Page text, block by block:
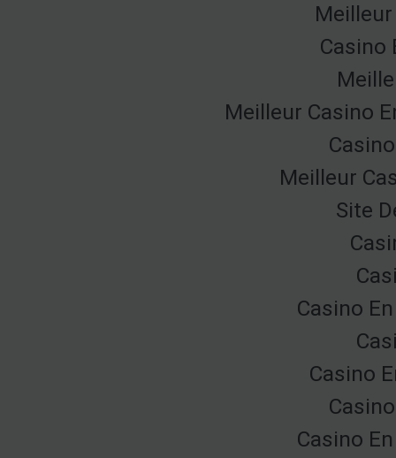
Casino
Meilleur Casino
Meilleur
Site
Casino
Casino
Casino